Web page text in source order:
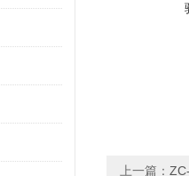
上一篇：